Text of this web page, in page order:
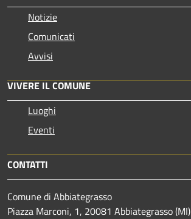
Notizie
Comunicati
Avvisi
VIVERE IL COMUNE
Luoghi
Eventi
CONTATTI
Comune di Abbiategrasso
Piazza Marconi, 1, 20081 Abbiategrasso (MI)